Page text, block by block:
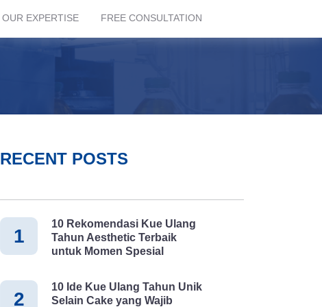
OUR EXPERTISE FREE CONSULTATION
RECENT POSTS
1
10 Rekomendasi Kue Ulang
Tahun Aesthetic Terbaik
untuk Momen Spesial
2
10 Ide Kue Ulang Tahun Unik
Selain Cake yang Wajib